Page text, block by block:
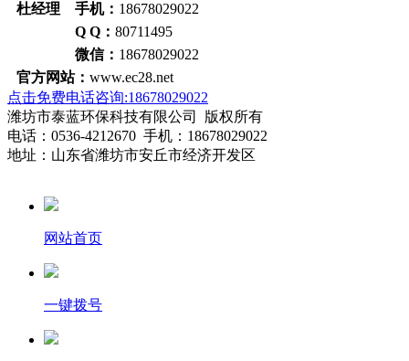
杜经理 手机： 18678029022
Q Q： 80711495
微信： 18678029022
官方网站： www.ec28.net
点击免费电话咨询:18678029022
潍坊市泰蓝环保科技有限公司 版权所有
电话：0536-4212670 手机：18678029022
地址：山东省潍坊市安丘市经济开发区
网站首页
一键拨号